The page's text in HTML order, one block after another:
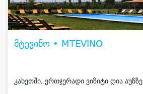
მტევინო • MTEVINO
კახეთში, ერთჯერადი ვიზიტი ღია აუზზე